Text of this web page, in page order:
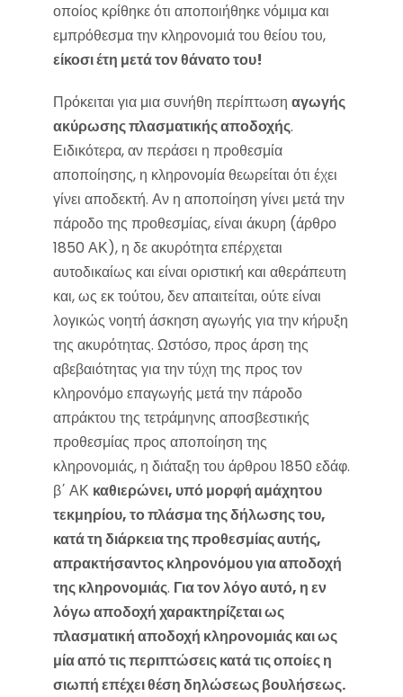
οποίος κρίθηκε ότι αποποιήθηκε νόμιμα και
εμπρόθεσμα την κληρονομιά του θείου του,
είκοσι έτη μετά τον θάνατο του!
Πρόκειται για μια συνήθη περίπτωση αγωγής
ακύρωσης πλασματικής αποδοχής.
Ειδικότερα, αν περάσει η προθεσμία
αποποίησης, η κληρονομία θεωρείται ότι έχει
γίνει αποδεκτή. Αν η αποποίηση γίνει μετά την
πάροδο της προθεσμίας, είναι άκυρη (άρθρο
1850 ΑΚ), η δε ακυρότητα επέρχεται
αυτοδικαίως και είναι οριστική και αθεράπευτη
και, ως εκ τούτου, δεν απαιτείται, ούτε είναι
λογικώς νοητή άσκηση αγωγής για την κήρυξη
της ακυρότητας. Ωστόσο, προς άρση της
αβεβαιότητας για την τύχη της προς τον
κληρονόμο επαγωγής μετά την πάροδο
απράκτου της τετράμηνης αποσβεστικής
προθεσμίας προς αποποίηση της
κληρονομιάς, η διάταξη του άρθρου 1850 εδάφ.
β΄ ΑΚ καθιερώνει, υπό μορφή αμάχητου
τεκμηρίου, το πλάσμα της δήλωσης του,
κατά τη διάρκεια της προθεσμίας αυτής,
απρακτήσαντος κληρονόμου για αποδοχή
της κληρονομιάς. Για τον λόγο αυτό, η εν
λόγω αποδοχή χαρακτηρίζεται ως
πλασματική αποδοχή κληρονομιάς και ως
μία από τις περιπτώσεις κατά τις οποίες η
σιωπή επέχει θέση δηλώσεως βουλήσεως.